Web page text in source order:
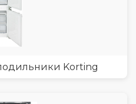
Korting